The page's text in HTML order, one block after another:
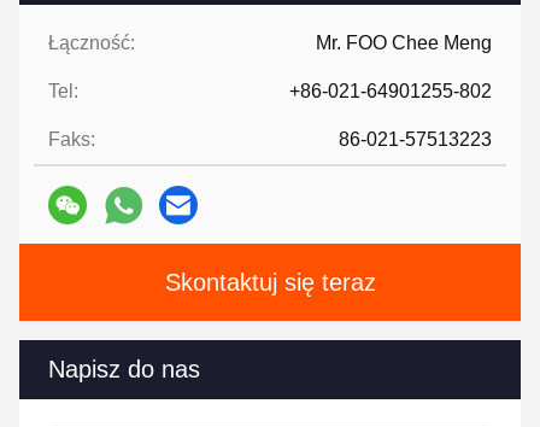
Łączność: Mr. FOO Chee Meng
Tel: +86-021-64901255-802
Faks: 86-021-57513223
Skontaktuj się teraz
Napisz do nas